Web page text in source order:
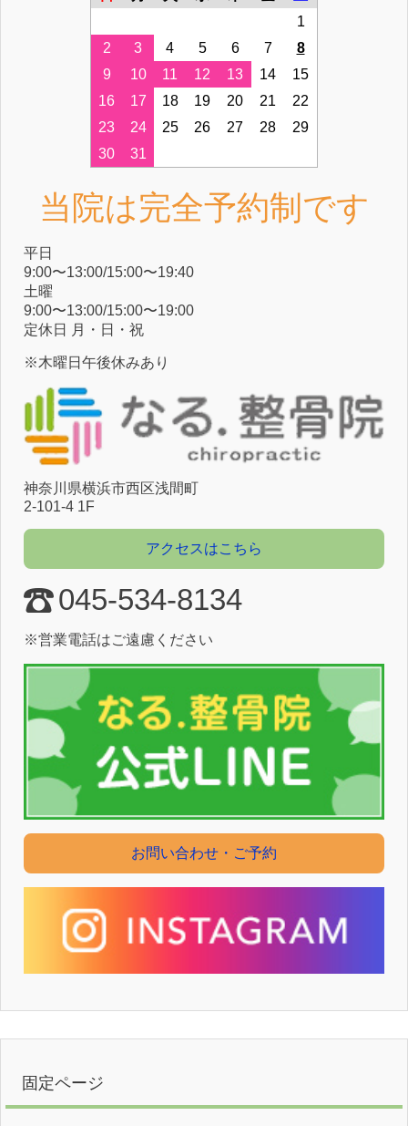
1
2
3 4 5 6 7
8
9
10 11 12 13 14
15
16
17 18 19 20 21
22
23
24 25 26 27 28
29
30
31
当院は完全予約制です
平⽇
9:00〜13:00/15:00〜19:40
⼟曜
9:00〜13:00/15:00〜19:00
定休⽇ ⽉・⽇・祝
※木曜日午後休みあり
神奈川県横浜市⻄区浅間町
2-101-4 1F
アクセスはこちら
045-534-8134
※営業電話はご遠慮ください
お問い合わせ・ご予約
固定ページ